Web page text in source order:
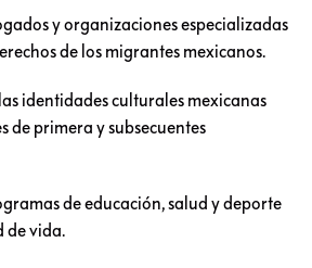
y organizaciones especializadas
de los migrantes mexicanos.
identidades culturales mexicanas
de primera y subsecuentes
de educación, salud y deporte
de vida.